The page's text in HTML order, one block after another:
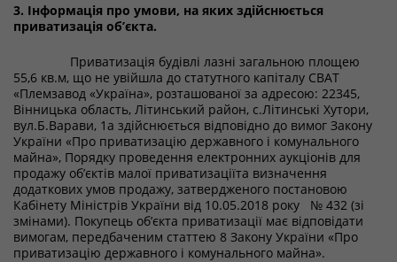
3. Інформація про умови, на яких здійснюється
приватизація об’єкта.
Приватизація будівлі лазні загальною площею
55,6 кв.м, що не увійшла до статутного капіталу СВАТ
«Племзавод «Україна», розташованої за адресою: 22345,
Вінницька область, Літинський район, с.Літинські Хутори,
вул.Б.Варави, 1а здійснюється відповідно до вимог Закону
України «Про приватизацію державного і комунального
майна», Порядку проведення електронних аукціонів для
продажу об’єктів малої приватизаціїта визначення
додаткових умов продажу, затвердженого постановою
Кабінету Міністрів України від 10.05.2018 року № 432 (зі
змінами). Покупець об’єкта приватизації має відповідати
вимогам, передбаченим статтею 8 Закону України «Про
приватизацію державного і комунального майна».